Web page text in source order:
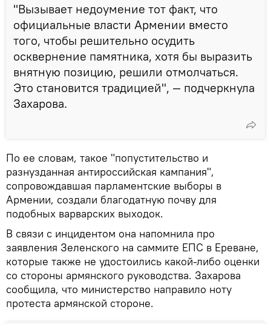
"Вызывает недоумение тот факт, что
официальные власти Армении вместо
того, чтобы решительно осудить
осквернение памятника, хотя бы выразить
внятную позицию, решили отмолчаться.
Это становится традицией", — подчеркнула
Захарова.
По ее словам, такое "попустительство и
разнузданная антироссийская кампания",
сопровождавшая парламентские выборы в
Армении, создали благодатную почву для
подобных варварских выходок.
В связи с инцидентом она напомнила про
заявления Зеленского на саммите ЕПС в Ереване,
которые также не удостоились какой-либо оценки
со стороны армянского руководства. Захарова
сообщила, что министерство направило ноту
протеста армянской стороне.